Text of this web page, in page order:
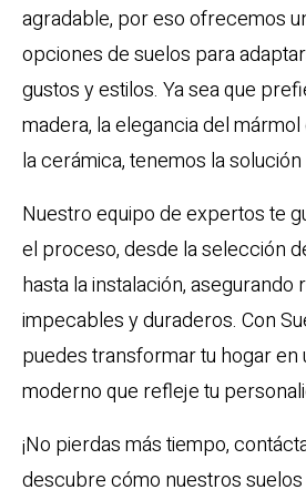
agradable, por eso ofrecemos
opciones de suelos para
gustos y estilos. Ya sea que
madera, la elegancia del
la cerámica, tenemos la
Nuestro equipo de expertos te
el proceso, desde la selección
hasta la instalación, asegurando
impecables y duraderos. Con
puedes transformar tu hogar en
moderno que refleje tu
¡No pierdas más tiempo,
descubre cómo nuestros